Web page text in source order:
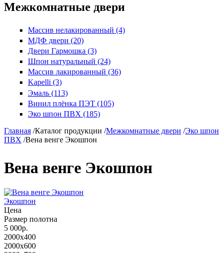
Межкомнатные двери
Массив нелакированный (4)
МДФ двери (20)
Двери Гармошка (3)
Шпон натуральный (24)
Массив лакированный (36)
Kapelli (3)
Эмаль (113)
Винил плёнка ПЭТ (105)
Эко шпон ПВХ (185)
Главная /Каталог продукции /Межкомнатные двери /Эко шпон
ПВХ /Вена венге Экошпон
Вена венге Экошпон
Экошпон
Цена
Размер полотна
5 000р.
2000x400
2000x600